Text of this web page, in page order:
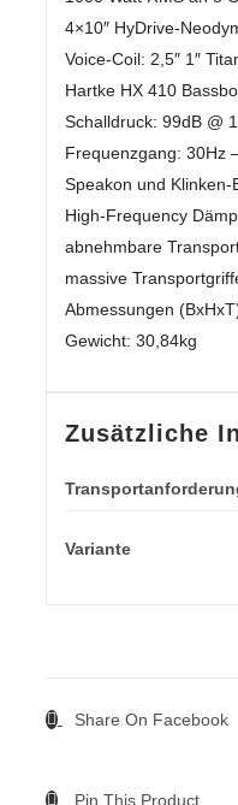
4×10″ HyDrive-
Voice-Coil: 2,5″ 1″
Hartke HX 410
Schalldruck: 99dB @
Frequenzgang: 30Hz
Speakon und Klinken-
High-Frequency
abnehmbare
massive
Abmessungen
Gewicht: 30,84kg
Zusätzliche
Variante
Share On Facebook
Pin This Product